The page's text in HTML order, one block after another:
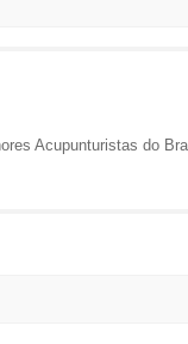
Acupunturistas do